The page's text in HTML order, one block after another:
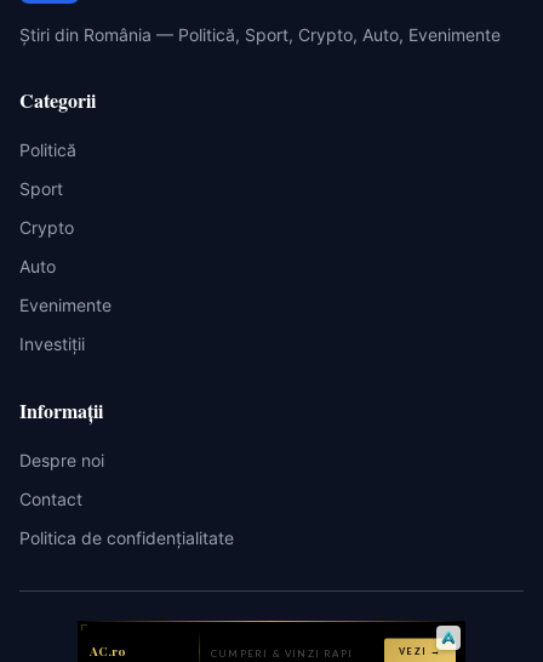
Știri din România — Politică, Sport, Crypto, Auto, Evenimente
Categorii
Politică
Sport
Crypto
Auto
Evenimente
Investiții
Informații
Despre noi
Contact
Politica de confidențialitate